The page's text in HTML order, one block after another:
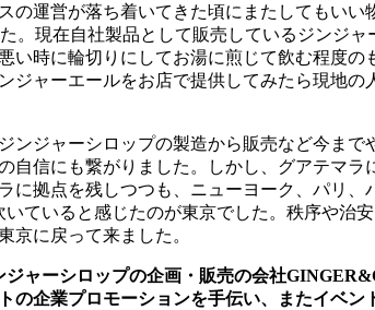
運営が落ち着いてきた頃にまたしてもい
。現在自社製品として販売しているジンジ
い時に輪切りにしてお湯に煎じて飲む程度
ャーエールをお店で提供してみたら現地
ジャーシロップの製造から販売など今ま
自信にも繋がりました。しかし、グアテマラ
拠点を残しつつも、ニューヨーク、パリ、
いていると感じたのが東京でした。秩序や治
京に戻って来ました。
ャーシロップの企画・販売の会社
企業プロモーションを手伝い、またイベ